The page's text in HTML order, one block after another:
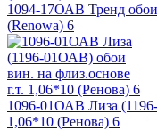
1094-17ОАВ Тренд
(Renowa) 6
1096-01ОАВ Лиза
1,06*10 (Ренова) 6